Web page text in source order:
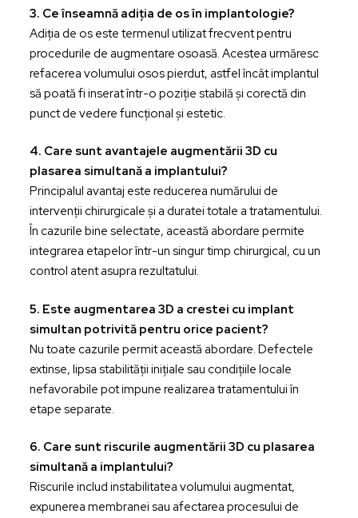
3. Ce înseamnă adiția de os în implantologie?
Adiția de os este termenul utilizat frecvent pentru
procedurile de augmentare osoasă. Acestea urmăresc
refacerea volumului osos pierdut, astfel încât implantul
să poată fi inserat într-o poziție stabilă și corectă din
punct de vedere funcțional și estetic.
4. Care sunt avantajele augmentării 3D cu
plasarea simultană a implantului?
Principalul avantaj este reducerea numărului de
intervenții chirurgicale și a duratei totale a tratamentului.
În cazurile bine selectate, această abordare permite
integrarea etapelor într-un singur timp chirurgical, cu un
control atent asupra rezultatului.
5. Este augmentarea 3D a crestei cu implant
simultan potrivită pentru orice pacient?
Nu toate cazurile permit această abordare. Defectele
extinse, lipsa stabilității inițiale sau condițiile locale
nefavorabile pot impune realizarea tratamentului în
etape separate.
6. Care sunt riscurile augmentării 3D cu plasarea
simultană a implantului?
Riscurile includ instabilitatea volumului augmentat,
expunerea membranei sau afectarea procesului de